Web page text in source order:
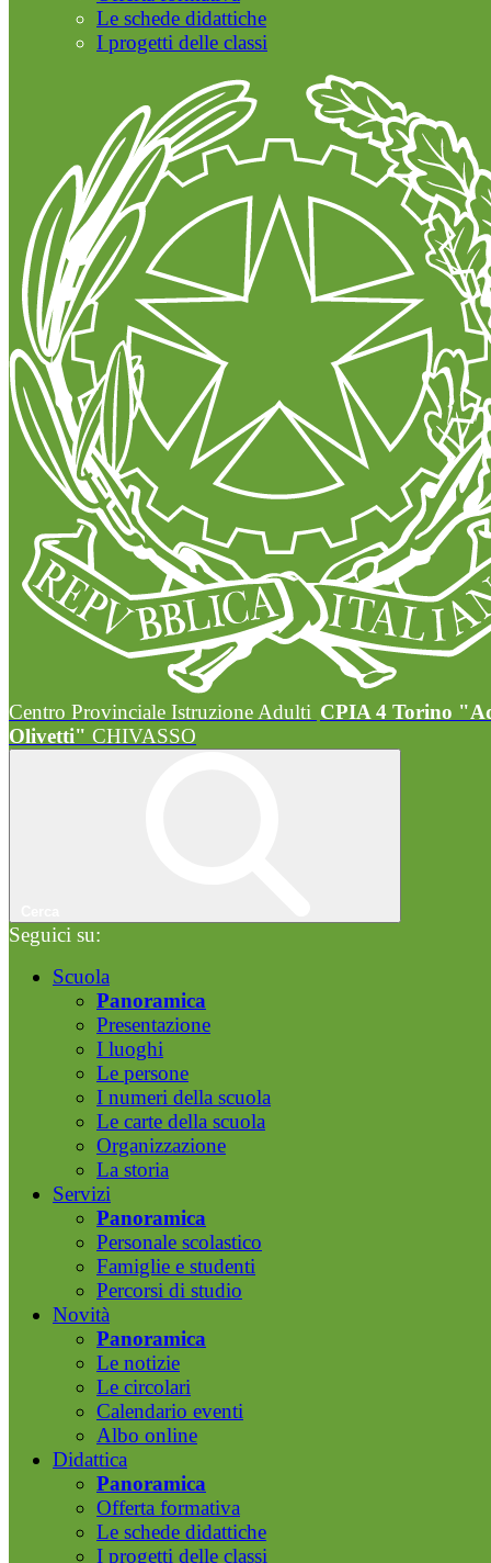
Le schede didattiche
I progetti delle classi
Centro Provinciale Istruzione Adulti CPIA 4 Torino
Olivetti" CHIVASSO
Seguici su:
Scuola
Panoramica
Presentazione
I luoghi
Le persone
I numeri della scuola
Le carte della scuola
Organizzazione
La storia
Servizi
Panoramica
Personale scolastico
Famiglie e studenti
Percorsi di studio
Novità
Panoramica
Le notizie
Le circolari
Calendario eventi
Albo online
Didattica
Panoramica
Offerta formativa
Le schede didattiche
I progetti delle classi